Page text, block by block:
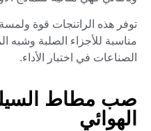
توفر هذه الراتنجات قوة
مناسبة للأجزاء الصلبة وشبه
الصناعات في اختبار الأداء.
صب مطاط
الهوائي